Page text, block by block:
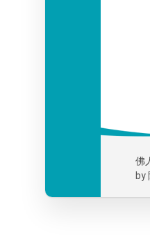
佛
by